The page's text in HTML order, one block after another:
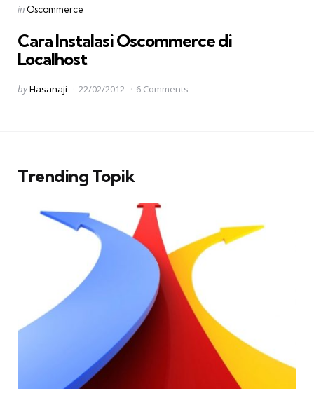
Categories
Posted
in Oscommerce
Cara Instalasi Oscommerce di
Localhost
Posted
byHasanaji 22/02/2012 6 Comments
Trending Topik